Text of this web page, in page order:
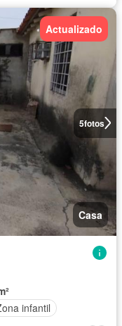
5fotos
Actualizado
Casa
infantil